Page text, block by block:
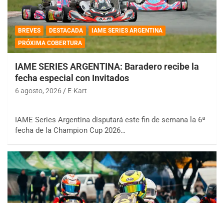
BREVES DESTACADA
IAME SERIES ARGENTINA
PRÓXIMA COBERTURA
IAME SERIES ARGENTINA: Baradero recibe la
fecha especial con Invitados
6 agosto, 2026 E-Kart
IAME Series Argentina disputará este fin de semana la 6ª
fecha de la Champion Cup 2026…